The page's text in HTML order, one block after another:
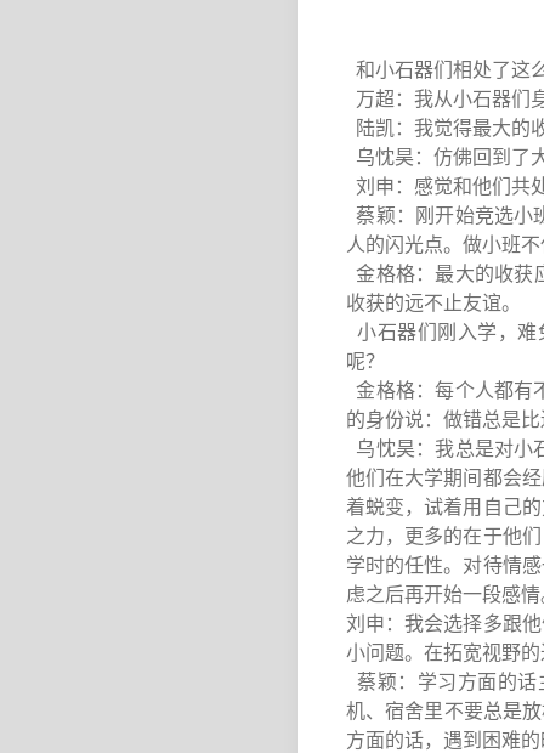
和小石器们相处了这
万超：我从小石器们
陆凯：我觉得最大的
乌忱昊：仿佛回到了
刘申：感觉和他们共
蔡颖：刚开始竞选小
人的闪光点。做小班
金格格：最大的收获
收获的远不止友谊。
小石器们刚入学，
呢？
金格格：每个人都有
的身份说：做错总是
乌忱昊：我总是对小
他们在大学期间都会
着蜕变，试着用自己
之力，更多的在于他
学时的任性。对待情
虑之后再开始一段感情
刘申：我会选择多跟
小问题。在拓宽视野
蔡颖：学习方面的
机、宿舍里不要总是
方面的话，遇到困难